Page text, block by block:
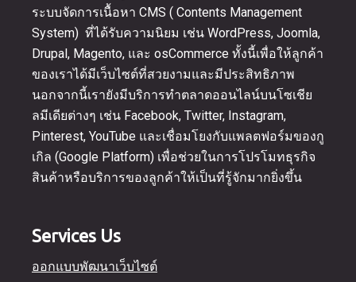
ระบบจัดการเนื้อหา CMS ( Contents Management
System) ที่ได้รับความนิยม เช่น WordPress, Joomla,
Drupal, Magento, และ osCommerce ทั้งนี้เพื่อให้ลูกค้า
ของเราได้มีเว็บไซต์ที่สวยงามและมีประสิทธิภาพ
นอกจากนี้เรายังมีบริการทำตลาดออนไลน์บนโซเชีย
ลมีเดียต่างๆ เช่น Facebook, Twitter, Instagram,
Pinterest, YouTube และเชื่อมโยงกับแพลตฟอร์มของกู
เกิล (Google Platform) เพื่อช่วยในการโปรโมทธุรกิจ
สินค้าหรือบริการของลูกค้าให้เป็นที่รู้จักมากยิ่งขึ้น
Services Us
ออกแบบพัฒนาเว็บไซต์